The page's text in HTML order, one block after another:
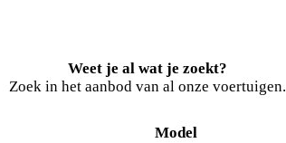
Weet je al wat je zoekt?
Zoek in het aanbod van al onze voertuigen.
Model